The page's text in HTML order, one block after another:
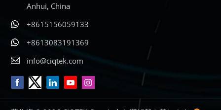
Anhui, China
+8615156059133
+8613083191369
info@ciqtek.com